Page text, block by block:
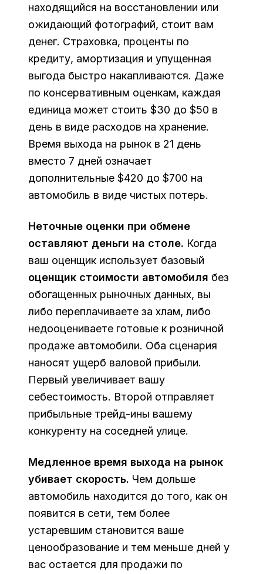
находящийся на восстановлении или
ожидающий фотографий, стоит вам
денег. Страховка, проценты по
кредиту, амортизация и упущенная
выгода быстро накапливаются. Даже
по консервативным оценкам, каждая
единица может стоить $30 до $50 в
день в виде расходов на хранение.
Время выхода на рынок в 21 день
вместо 7 дней означает
дополнительные $420 до $700 на
автомобиль в виде чистых потерь.
Неточные оценки при обмене
оставляют деньги на столе. Когда
ваш оценщик использует базовый
оценщик стоимости автомобиля без
обогащенных рыночных данных, вы
либо переплачиваете за хлам, либо
недооцениваете готовые к розничной
продаже автомобили. Оба сценария
наносят ущерб валовой прибыли.
Первый увеличивает вашу
себестоимость. Второй отправляет
прибыльные трейд-ины вашему
конкуренту на соседней улице.
Медленное время выхода на рынок
убивает скорость. Чем дольше
автомобиль находится до того, как он
появится в сети, тем более
устаревшим становится ваше
ценообразование и тем меньше дней у
вас остается для продажи по